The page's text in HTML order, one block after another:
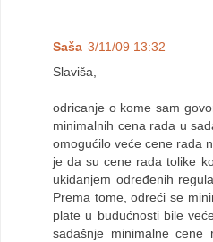
Saša 3/11/09 13:32
Slaviša,
odricanje o kome sam
minimalnih cena rada u
omogućilo veće cene rada
je da su cene rada tolike
ukidanjem određenih
Prema tome, odreći se
plate u budućnosti bile
sadašnje minimalne